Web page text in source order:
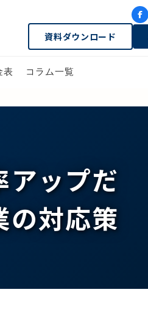
資料ダウンロード
表 コラム一覧
アップだ
の対応策